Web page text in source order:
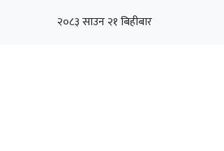
२०८३ साउन २१ बिहीबार